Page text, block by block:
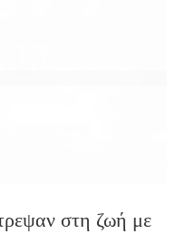
στη ζωή με